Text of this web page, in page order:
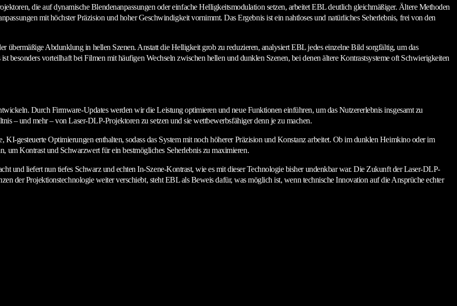
die auf dynamische Blendenanpassungen oder einfache Helligkeitsmodulation setzen, arbeitet EBL deutlich gleichmäßiger. Ältere Methoden
mit höchster Präzision und hoher Geschwindigkeit vornimmt. Das Ergebnis ist ein nahtloses und natürliches Seherlebnis, frei von den
Abdunklung in hellen Szenen. Anstatt die Helligkeit grob zu reduzieren, analysiert EBL jedes einzelne Bild sorgfältig, um das
besonders vorteilhaft bei Filmen mit häufigen Wechseln zwischen hellen und dunklen Szenen, bei denen ältere Kontrastsysteme oft Schwierigkeiten
Durch Firmware-Updates werden wir die Leistung optimieren und neue Funktionen einführen, um das Nutzererlebnis insgesamt zu
– und mehr – von Laser-DLP-Projektoren zu setzen und sie wettbewerbsfähiger denn je zu machen.
gesteuerte Optimierungen enthalten, sodass das System mit noch höherer Präzision und Konstanz arbeitet. Ob im dunklen Heimkino oder im
um Kontrast und Schwarzwert für ein bestmögliches Seherlebnis zu maximieren.
und liefert nun tiefes Schwarz und echten In-Szene-Kontrast, wie es mit dieser Technologie bisher undenkbar war. Die Zukunft der Laser-DLP-
der Projektionstechnologie weiter verschiebt, steht EBL als Beweis dafür, was möglich ist, wenn technische Innovation auf die Ansprüche echter